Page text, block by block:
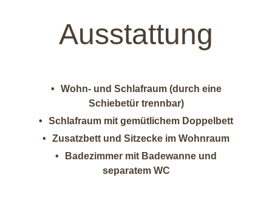
Ausstattung
Wohn- und Schlafraum (durch eine
Schiebetür trennbar)
Schlafraum mit gemütlichem Doppelbett
Zusatzbett und Sitzecke im Wohnraum
Badezimmer mit Badewanne und
separatem WC